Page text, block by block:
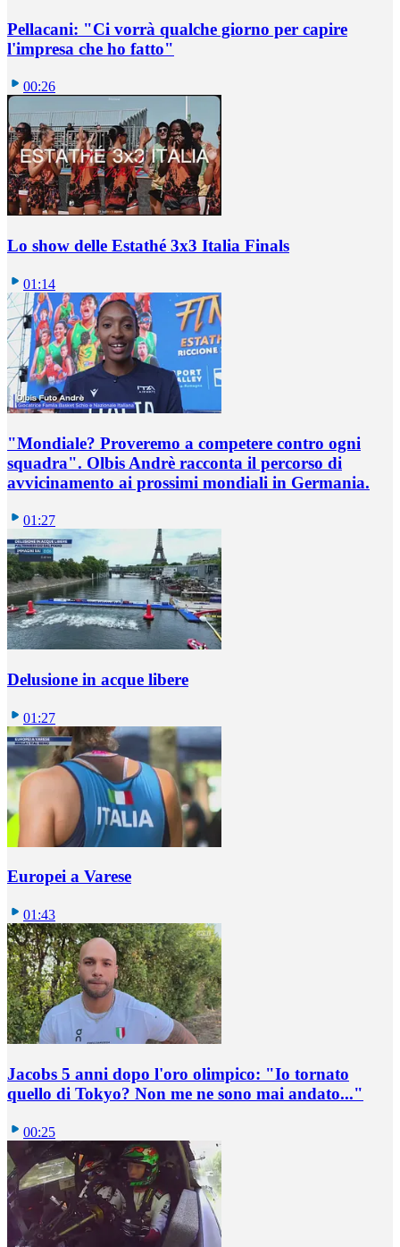
Pellacani: "Ci vorrà qualche giorno per capire
l'impresa che ho fatto"
00:26
Lo show delle Estathé 3x3 Italia Finals
01:14
"Mondiale? Proveremo a competere contro ogni
squadra". Olbis Andrè racconta il percorso di
avvicinamento ai prossimi mondiali in Germania.
01:27
Delusione in acque libere
01:27
Europei a Varese
01:43
Jacobs 5 anni dopo l'oro olimpico: "Io tornato
quello di Tokyo? Non me ne sono mai andato..."
00:25